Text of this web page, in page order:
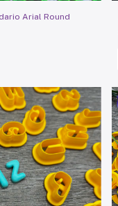
Arial Round